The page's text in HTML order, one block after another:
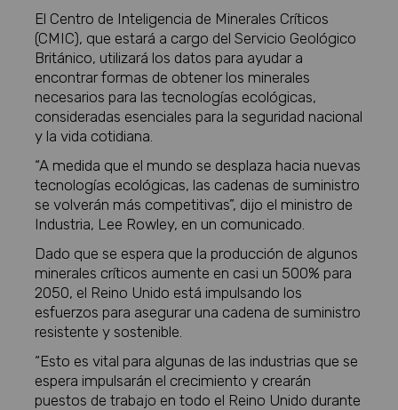
El Centro de Inteligencia de Minerales Críticos
(CMIC), que estará a cargo del Servicio Geológico
Británico, utilizará los datos para ayudar a
encontrar formas de obtener los minerales
necesarios para las tecnologías ecológicas,
consideradas esenciales para la seguridad nacional
y la vida cotidiana.
“A medida que el mundo se desplaza hacia nuevas
tecnologías ecológicas, las cadenas de suministro
se volverán más competitivas”, dijo el ministro de
Industria, Lee Rowley, en un comunicado.
Dado que se espera que la producción de algunos
minerales críticos aumente en casi un 500% para
2050, el Reino Unido está impulsando los
esfuerzos para asegurar una cadena de suministro
resistente y sostenible.
“Esto es vital para algunas de las industrias que se
espera impulsarán el crecimiento y crearán
puestos de trabajo en todo el Reino Unido durante